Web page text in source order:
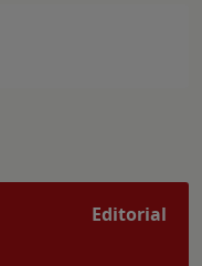
Editorial